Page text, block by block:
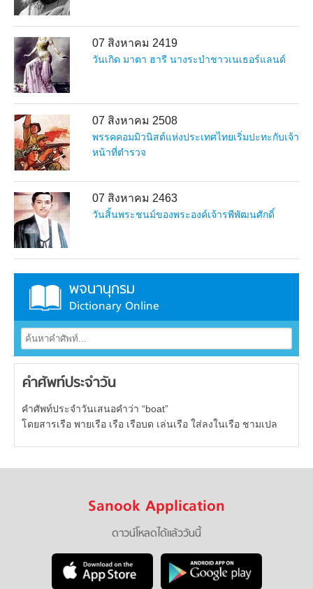
07 สิงหาคม 2419
วันเกิด มาตา ฮารี นางระบำชาวเนเธอร์แลนด์
07 สิงหาคม 2508
พรรคคอมมิวนิสต์แห่งประเทศไทยเริ่มปะทะกับเจ้า
หน้าที่ตำรวจ
07 สิงหาคม 2463
วันสิ้นพระชนม์ของพระองค์เจ้ารพีพัฒนศักดิ์
พจนานุกรม
Dictionary Online
คำศัพท์ประจำวัน
คำศัพท์ประจำวันเสนอคำว่า “boat”
โดยสารเรือ พายเรือ เรือ เรือบด เล่นเรือ ใส่ลงในเรือ ชามเปล
Sanook Application
ดาวน์โหลดได้แล้ววันนี้